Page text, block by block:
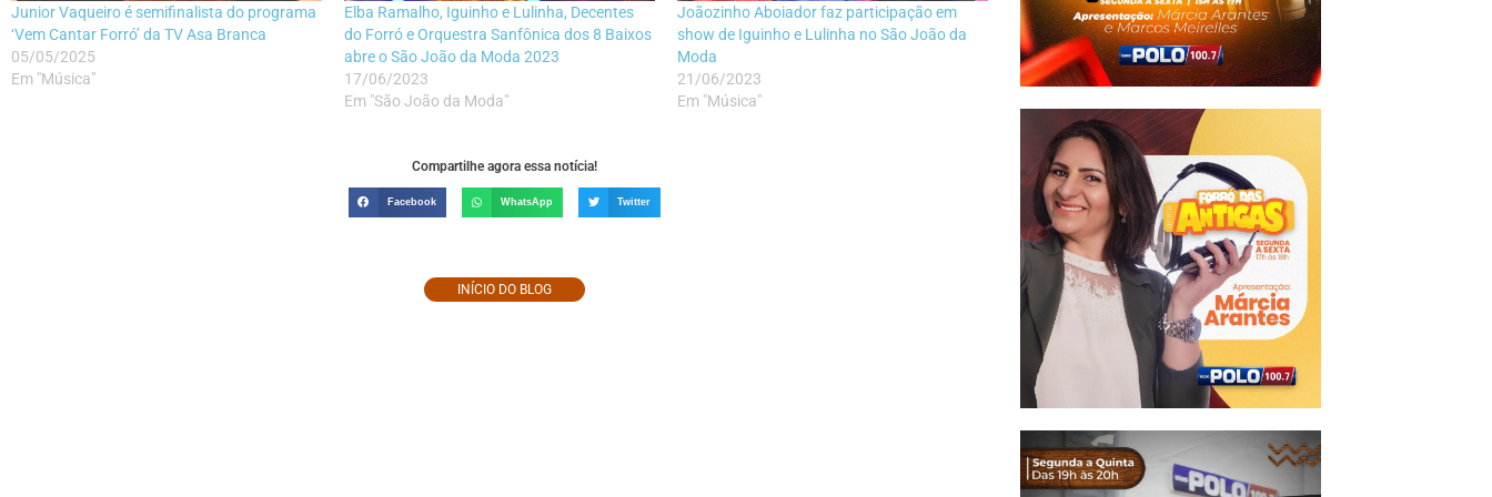
Junior Vaqueiro é semifinalista do programa
‘Vem Cantar Forró’ da TV Asa Branca
05/05/2025
Em "Música"
Elba Ramalho, Iguinho e Lulinha, Decentes
do Forró e Orquestra Sanfônica dos 8 Baixos
abre o São João da Moda 2023
17/06/2023
Em "São João da Moda"
Joãozinho Aboiador faz participação em
show de Iguinho e Lulinha no São João da
Moda
21/06/2023
Em "Música"
Compartilhe agora essa notícia!
Facebook WhatsApp Twitter
INÍCIO DO BLOG